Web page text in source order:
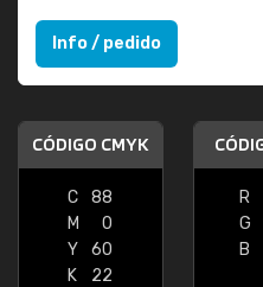
Info / pedido
CÓDIGO CMYK
C
88
M
0
Y
60
K
22
R
G
B